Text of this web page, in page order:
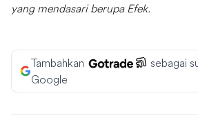
yang mendasari berupa Efek.
Tambahkan
sebagai
Google